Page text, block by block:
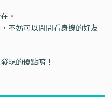
。
不妨可以問問看身邊的好友
現的優點唷！